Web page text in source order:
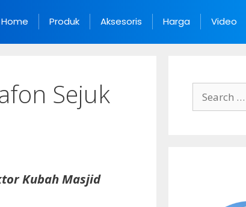
Home Produk Aksesoris Harga Video
Sejuk
Kubah Masjid